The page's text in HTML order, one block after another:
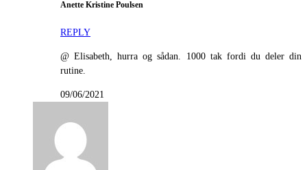
Anette Kristine Poulsen
REPLY
@ Elisabeth, hurra og sådan. 1000 tak fordi du deler din
rutine.
09/06/2021